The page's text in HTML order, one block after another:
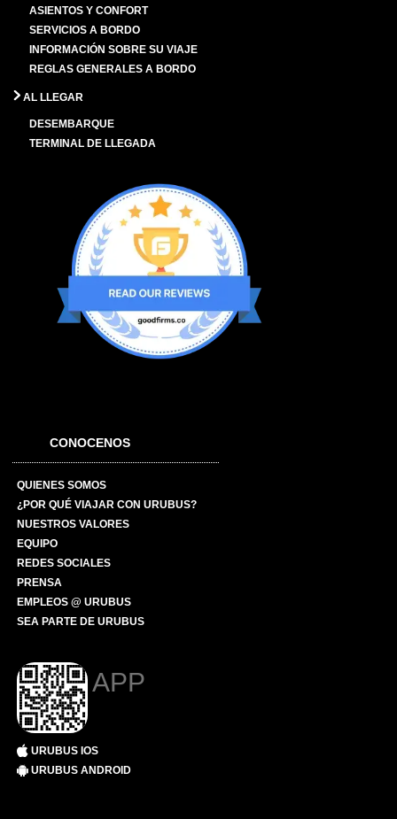
ASIENTOS Y CONFORT
SERVICIOS A BORDO
INFORMACIÓN SOBRE SU VIAJE
REGLAS GENERALES A BORDO
AL LLEGAR
DESEMBARQUE
TERMINAL DE LLEGADA
CONOCENOS
QUIENES SOMOS
¿POR QUÉ VIAJAR CON URUBUS?
NUESTROS VALORES
EQUIPO
REDES SOCIALES
PRENSA
EMPLEOS @ URUBUS
SEA PARTE DE URUBUS
APP
URUBUS IOS
URUBUS ANDROID